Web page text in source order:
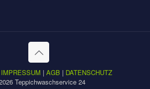
IMPRESSUM | AGB | DATENSCHUTZ
Teppichwaschservice 24